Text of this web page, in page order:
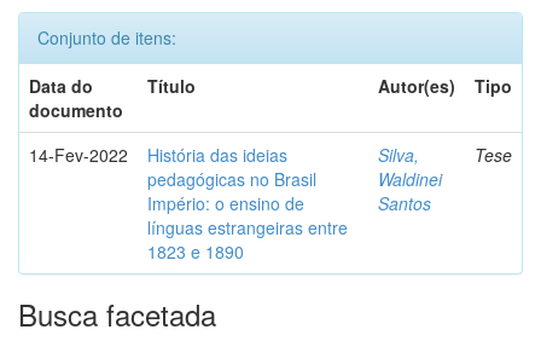
Conjunto de itens:
Data do
documento
Título Autor(es) Tipo
14-Fev-2022
História das ideias
pedagógicas no Brasil
Império: o ensino de
línguas estrangeiras entre
1823 e 1890
Silva,
Waldinei
Santos
Tese
Busca facetada